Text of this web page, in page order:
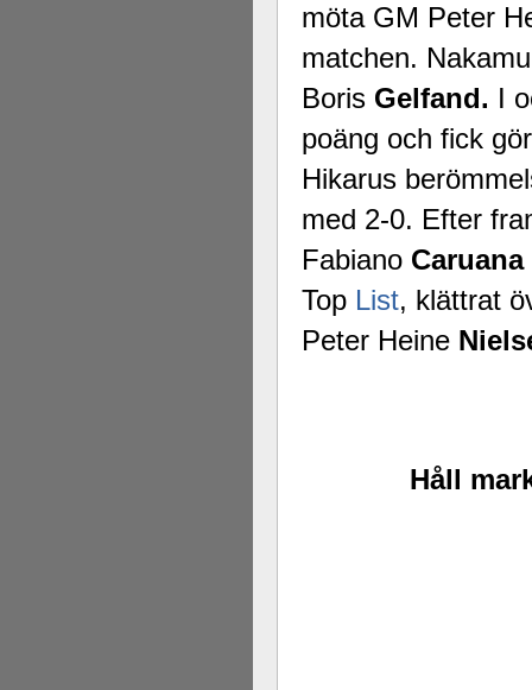
möta GM Peter
matchen.
Boris Gelfand. I
poäng och fick
Hikarus
med 2-0. Efter
Fabiano Caruana
Top List, klättrat
Peter Heine
Håll